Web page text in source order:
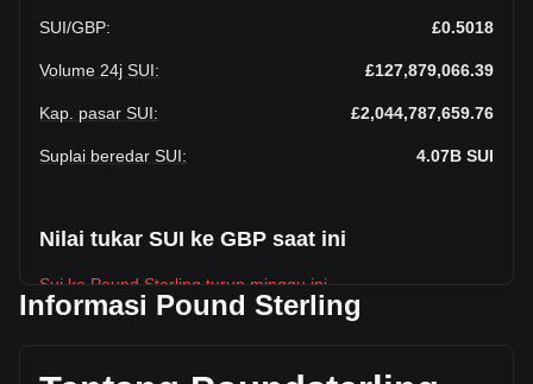
SUI/GBP: £0.5018
Volume 24j SUI: £127,879,066.39
Kap. pasar SUI: £2,044,787,659.76
Suplai beredar SUI: 4.07B SUI
Nilai tukar SUI ke GBP saat ini
Sui ke Pound Sterling turun minggu ini.
Harga pasar Sui saat ini adalah £0.5018 per SUI, dengan
berdasarkan suplai beredar sebanyak 4,074,529,800 SUI.
Informasi Pound Sterling